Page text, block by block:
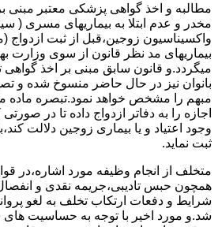
مطالبه و اخذ گواهی پزشکی معتبر مبنی
مخدر و عدم ابتلا به بیماریهای مسری (
بیماریهای مد نظر قانون از سوی وزارت
میگردد.و قانون سابق مبنی بر اخذ
بانوان نیز در حال حاضر منسوخ شده و
مبهم را مشخص خواهد نمود.تبصره ماده
اجازه را به دفاتر ازدواج داده تا در
وجود اعتیاد و یا بیماری زوجین دلالت
ثبت نماید.
متخلف از انجام وظیفه مورد اشاره،در
همچون حبس تادیبی،جریمه نقدی و انفصال
شرایط و دفعات ارتکاب تخلف به لغو
شد.و مورد اخیر با توجه به حساسیت